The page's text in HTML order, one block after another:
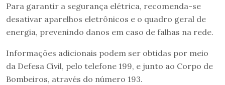
Para garantir a segurança elétrica, recomenda-se
desativar aparelhos eletrônicos e o quadro geral de
energia, prevenindo danos em caso de falhas na rede.
Informações adicionais podem ser obtidas por meio
da Defesa Civil, pelo telefone 199, e junto ao Corpo de
Bombeiros, através do número 193.